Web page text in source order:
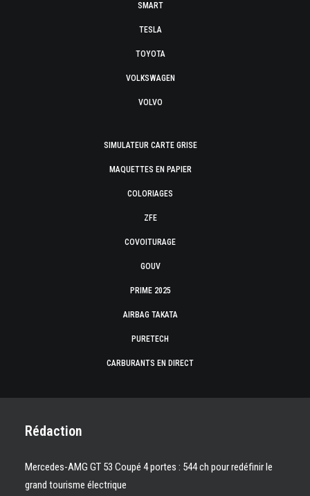
SMART
TESLA
TOYOTA
VOLKSWAGEN
VOLVO
SIMULATEUR CARTE GRISE
MAQUETTES EN PAPIER
COLORIAGES
ZFE
COVOITURAGE
GOUV
PRIME 2025
AIRBAG TAKATA
PURETECH
CARBURANTS EN DIRECT
Rédaction
Mercedes-AMG GT 53 Coupé 4 portes : 544 ch pour redéfinir le
grand tourisme électrique